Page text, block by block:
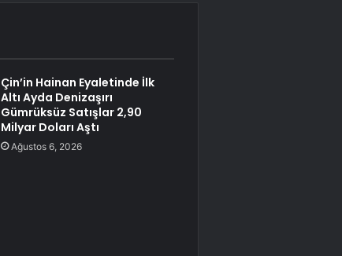
Çin’in Hainan Eyaletinde İlk
Altı Ayda Denizaşırı
Gümrüksüz Satışlar 2,90
Milyar Doları Aştı
Ağustos 6, 2026